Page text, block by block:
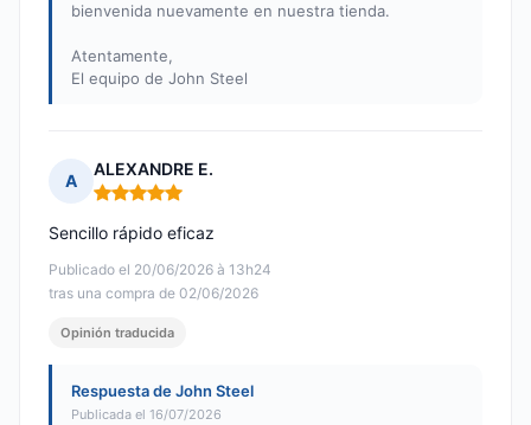
bienvenida nuevamente en nuestra tienda.
Atentamente,
El equipo de John Steel
A
ALEXANDRE E.
Nota: 5 de 5
Publicado el 20/06/2026 à 13h24
tras una compra de 02/06/2026
Sencillo rápido eficaz
Opinión traducida
Respuesta de John Steel
Publicada el 16/07/2026